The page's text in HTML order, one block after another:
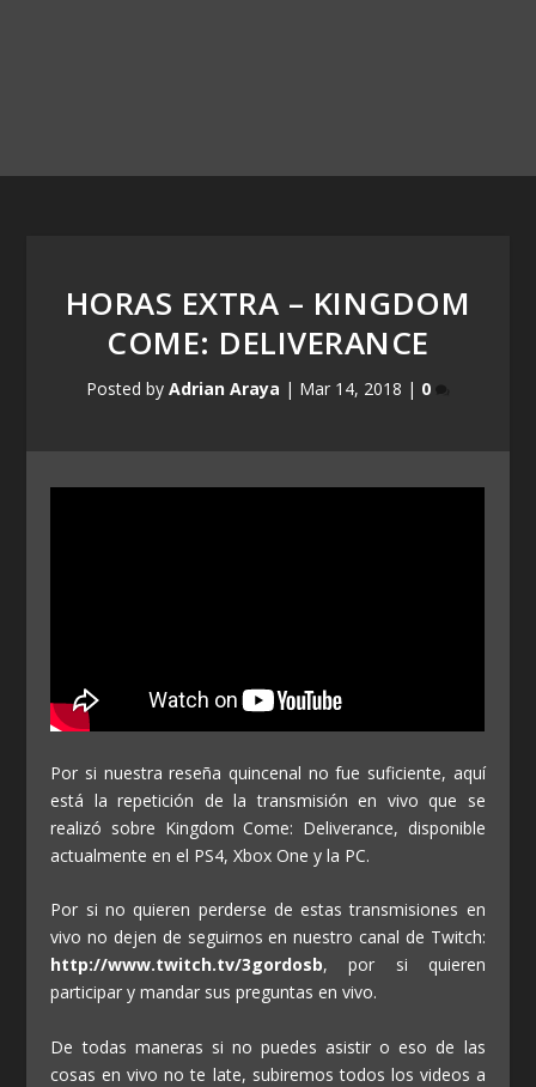
HORAS EXTRA – KINGDOM
COME: DELIVERANCE
Posted by Adrian Araya | Mar 14, 2018 | 0
Por si nuestra reseña quincenal no fue suficiente, aquí
está la repetición de la transmisión en vivo que se
realizó sobre Kingdom Come: Deliverance, disponible
actualmente en el PS4, Xbox One y la PC.
Por si no quieren perderse de estas transmisiones en
vivo no dejen de seguirnos en nuestro canal de Twitch:
http://www.twitch.tv/3gordosb, por si quieren
participar y mandar sus preguntas en vivo.
De todas maneras si no puedes asistir o eso de las
cosas en vivo no te late, subiremos todos los videos a